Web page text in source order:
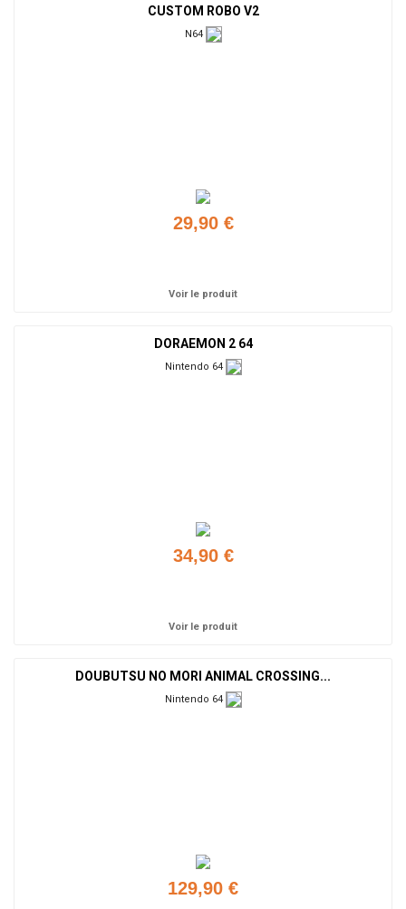
CUSTOM ROBO V2
N64
29,90 €
Voir le produit
DORAEMON 2 64
Nintendo 64
34,90 €
Voir le produit
DOUBUTSU NO MORI ANIMAL CROSSING...
Nintendo 64
129,90 €